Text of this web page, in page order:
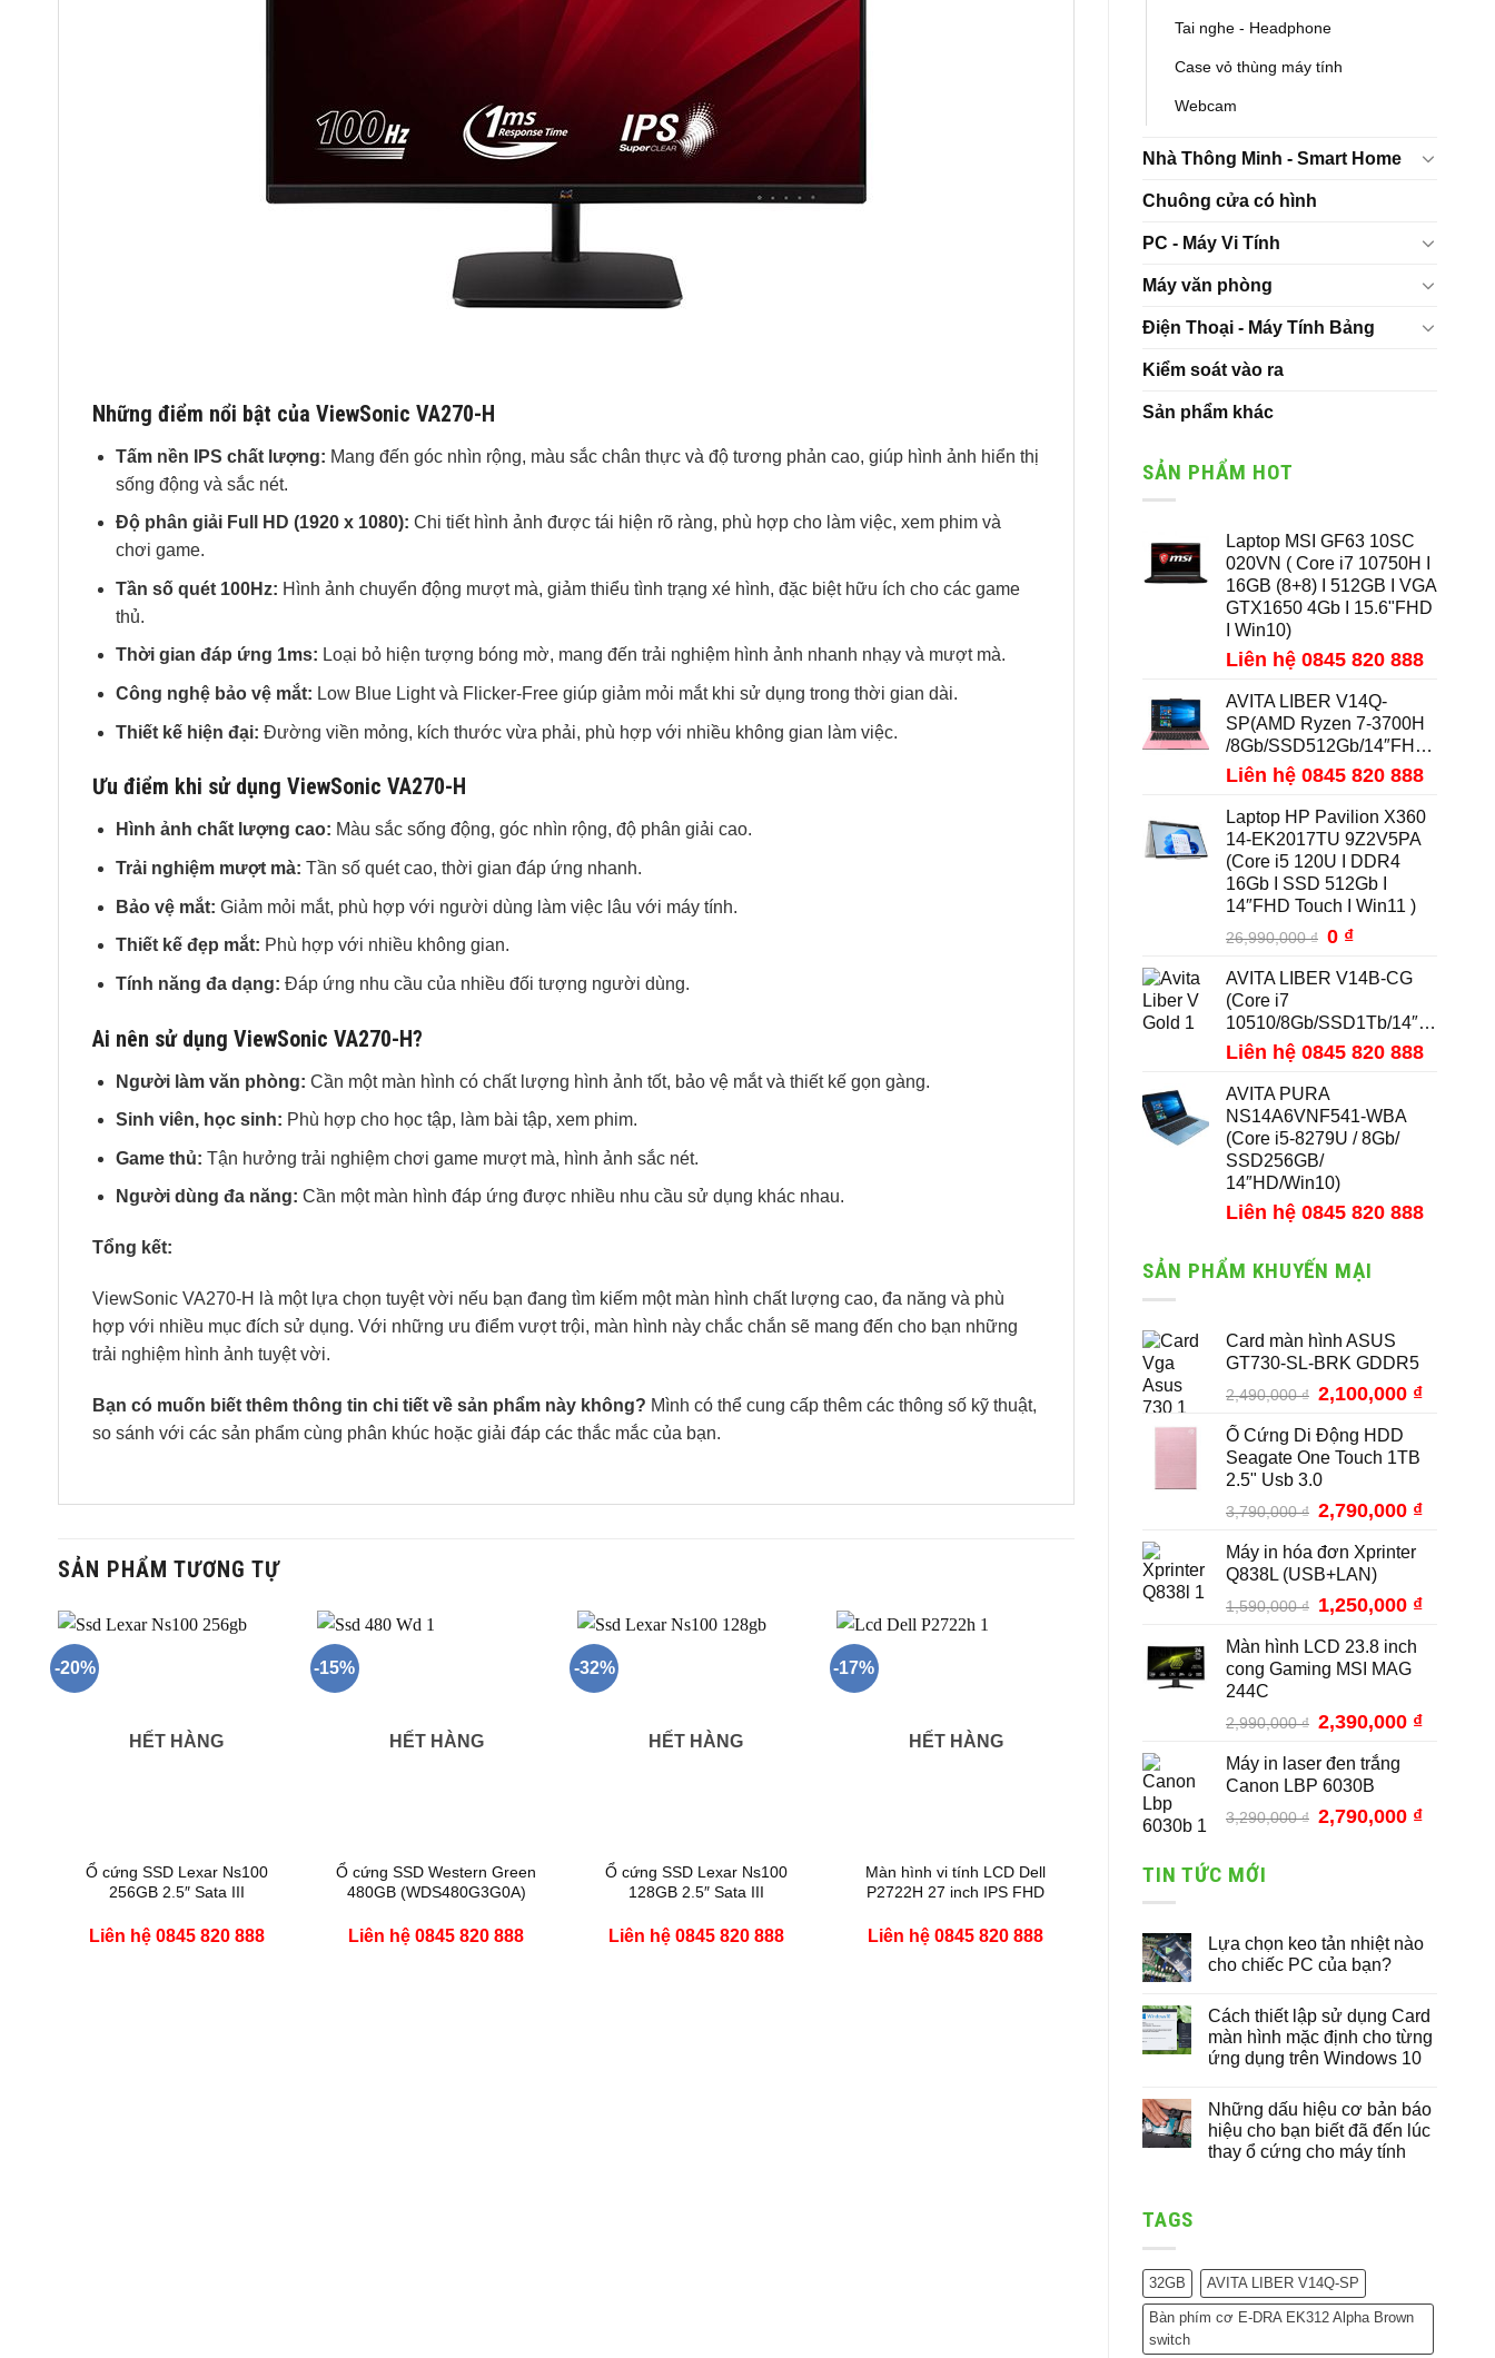
Tai nghe - Headphone
Case vỏ thùng máy tính
Webcam
Nhà Thông Minh - Smart Home
Chuông cửa có hình
PC - Máy Vi Tính
Máy văn phòng
Điện Thoại - Máy Tính Bảng
Kiểm soát vào ra
Sản phẩm khác
SẢN PHẨM HOT
Laptop MSI GF63 10SC
020VN ( Core i7 10750H I
16GB (8+8) I 512GB I VGA
GTX1650 4Gb I 15.6"FHD
I Win10)
Liên hệ 0845 820 888
AVITA LIBER V14Q-
SP(AMD Ryzen 7-3700H
/8Gb/SSD512Gb/14″FHD/Win10)
Liên hệ 0845 820 888
Laptop HP Pavilion X360
14-EK2017TU 9Z2V5PA
(Core i5 120U I DDR4
16Gb I SSD 512Gb I
14″FHD Touch I Win11 )
26,990,000₫ Giá
là:
0 ₫Giá
tại
0 ₫.
AVITA LIBER V14B-CG
(Core i7
10510/8Gb/SSD1Tb/14″FHD/Win10)
Liên hệ 0845 820 888
AVITA PURA
NS14A6VNF541-WBA
(Core i5-8279U / 8Gb/
SSD256GB/
14″HD/Win10)
Liên hệ 0845 820 888
SẢN PHẨM KHUYẾN MẠI
Card màn hình ASUS
GT730-SL-BRK GDDR5
2,490,000₫ Giá
là:
2,490,000 ₫.
2,100,000 ₫Giá
Ổ Cứng Di Động HDD
Seagate One Touch 1TB
2.5" Usb 3.0
3,790,000₫ Giá
là:
3,790,000 ₫.
2,790,000 ₫Giá
Máy in hóa đơn Xprinter
Q838L (USB+LAN)
1,590,000₫ Giá
là:
1,590,000 ₫.
1,250,000 ₫Giá
Màn hình LCD 23.8 inch
cong Gaming MSI MAG
244C
2,990,000₫ Giá
là:
2,990,000 ₫.
2,390,000 ₫Giá
Máy in laser đen trắng
Canon LBP 6030B
3,290,000₫ Giá
2,790,000 ₫Giá
TIN TỨC MỚI
Lựa chọn keo tản nhiệt nào
cho chiếc PC của bạn?
Cách thiết lập sử dụng Card
màn hình mặc định cho từng
ứng dụng trên Windows 10
Những dấu hiệu cơ bản báo
hiệu cho bạn biết đã đến lúc
thay ổ cứng cho máy tính
TAGS
32GB AVITA LIBER V14Q-SP
Bàn phím cơ E-DRA EK312 Alpha Brown
switch
Những điểm nổi bật của ViewSonic VA270-H
Tấm nền IPS chất lượng: Mang đến góc nhìn rộng, màu sắc chân thực và độ tương phản cao, giúp hình ảnh hiển thị
sống động và sắc nét.
Độ phân giải Full HD (1920 x 1080): Chi tiết hình ảnh được tái hiện rõ ràng, phù hợp cho làm việc, xem phim và
chơi game.
Tần số quét 100Hz: Hình ảnh chuyển động mượt mà, giảm thiểu tình trạng xé hình, đặc biệt hữu ích cho các game
thủ.
Thời gian đáp ứng 1ms: Loại bỏ hiện tượng bóng mờ, mang đến trải nghiệm hình ảnh nhanh nhạy và mượt mà.
Công nghệ bảo vệ mắt: Low Blue Light và Flicker-Free giúp giảm mỏi mắt khi sử dụng trong thời gian dài.
Thiết kế hiện đại: Đường viền mỏng, kích thước vừa phải, phù hợp với nhiều không gian làm việc.
Ưu điểm khi sử dụng ViewSonic VA270-H
Hình ảnh chất lượng cao: Màu sắc sống động, góc nhìn rộng, độ phân giải cao.
Trải nghiệm mượt mà: Tần số quét cao, thời gian đáp ứng nhanh.
Bảo vệ mắt: Giảm mỏi mắt, phù hợp với người dùng làm việc lâu với máy tính.
Thiết kế đẹp mắt: Phù hợp với nhiều không gian.
Tính năng đa dạng: Đáp ứng nhu cầu của nhiều đối tượng người dùng.
Ai nên sử dụng ViewSonic VA270-H?
Người làm văn phòng: Cần một màn hình có chất lượng hình ảnh tốt, bảo vệ mắt và thiết kế gọn gàng.
Sinh viên, học sinh: Phù hợp cho học tập, làm bài tập, xem phim.
Game thủ: Tận hưởng trải nghiệm chơi game mượt mà, hình ảnh sắc nét.
Người dùng đa năng: Cần một màn hình đáp ứng được nhiều nhu cầu sử dụng khác nhau.
Tổng kết:
ViewSonic VA270-H là một lựa chọn tuyệt vời nếu bạn đang tìm kiếm một màn hình chất lượng cao, đa năng và phù
hợp với nhiều mục đích sử dụng. Với những ưu điểm vượt trội, màn hình này chắc chắn sẽ mang đến cho bạn những
trải nghiệm hình ảnh tuyệt vời.
Bạn có muốn biết thêm thông tin chi tiết về sản phẩm này không? Mình có thể cung cấp thêm các thông số kỹ thuật,
so sánh với các sản phẩm cùng phân khúc hoặc giải đáp các thắc mắc của bạn.
SẢN PHẨM TƯƠNG TỰ
-20%
HẾT HÀNG
Ổ cứng SSD Lexar Ns100
256GB 2.5″ Sata III
Liên hệ 0845 820 888
-15%
HẾT HÀNG
Ổ cứng SSD Western Green
480GB (WDS480G3G0A)
Liên hệ 0845 820 888
-32%
HẾT HÀNG
Ổ cứng SSD Lexar Ns100
128GB 2.5″ Sata III
Liên hệ 0845 820 888
-17%
HẾT HÀNG
Màn hình vi tính LCD Dell
P2722H 27 inch IPS FHD
Liên hệ 0845 820 888